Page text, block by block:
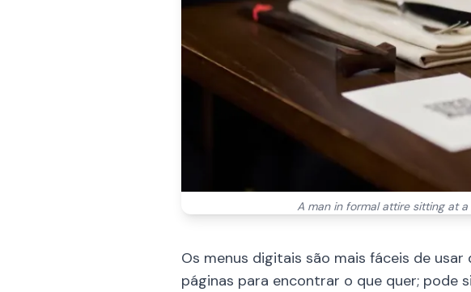
A man in formal attire sitting at
Os menus digitais são mais fáceis de
páginas para encontrar o que quer;